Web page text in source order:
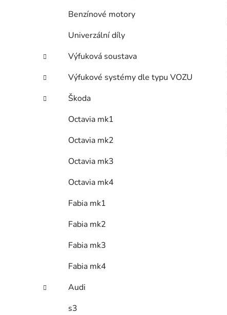
Benzínové motory
Univerzální díly
Výfuková soustava
Výfukové systémy dle typu VOZU
Škoda
Octavia mk1
Octavia mk2
Octavia mk3
Octavia mk4
Fabia mk1
Fabia mk2
Fabia mk3
Fabia mk4
Audi
s3